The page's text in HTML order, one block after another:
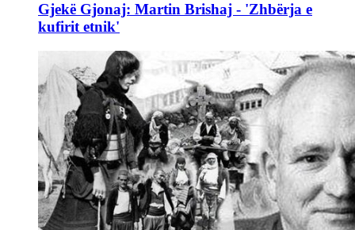
Gjekë Gjonaj: Martin Brishaj - 'Zhbërja e
kufirit etnik'